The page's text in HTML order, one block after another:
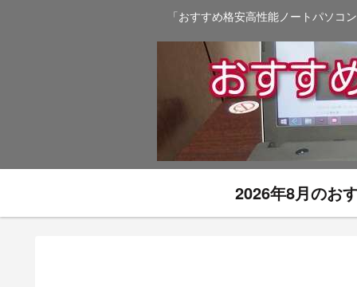
「おすすめ格安高性能ノートパソ
2026年8月のお